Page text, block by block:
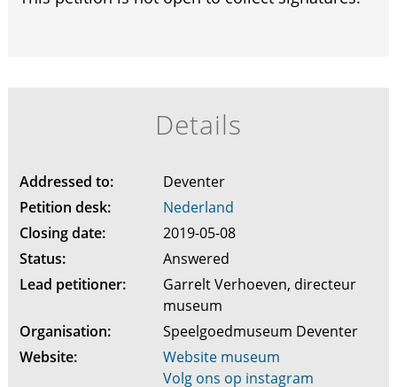
Details
Addressed to:
Deventer
Petition desk:
Nederland
Closing date:
2019-05-08
Status:
Answered
Lead petitioner:
Garrelt Verhoeven, directeur
museum
Organisation:
Speelgoedmuseum Deventer
Website:
Website museum
Volg ons op instagram